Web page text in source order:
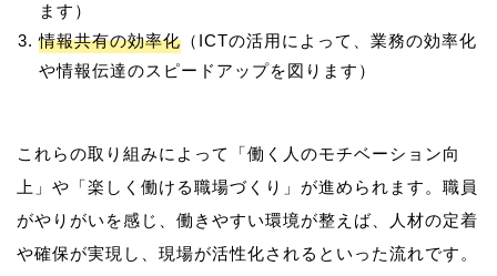
ます）
情報共有の効率化 （ICTの活用によって、業務の効率化
や情報伝達のスピードアップを図ります）
これらの取り組みによって「働く人のモチベーション向
上」や「楽しく働ける職場づくり」が進められます。職員
がやりがいを感じ、働きやすい環境が整えば、人材の定着
や確保が実現し、現場が活性化されるといった流れです。